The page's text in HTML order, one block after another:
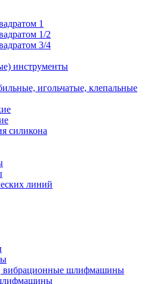
1
1/2
3/4
инструменты
игольчатые, клепальные
силикона
линий
вибрационные шлифмашины